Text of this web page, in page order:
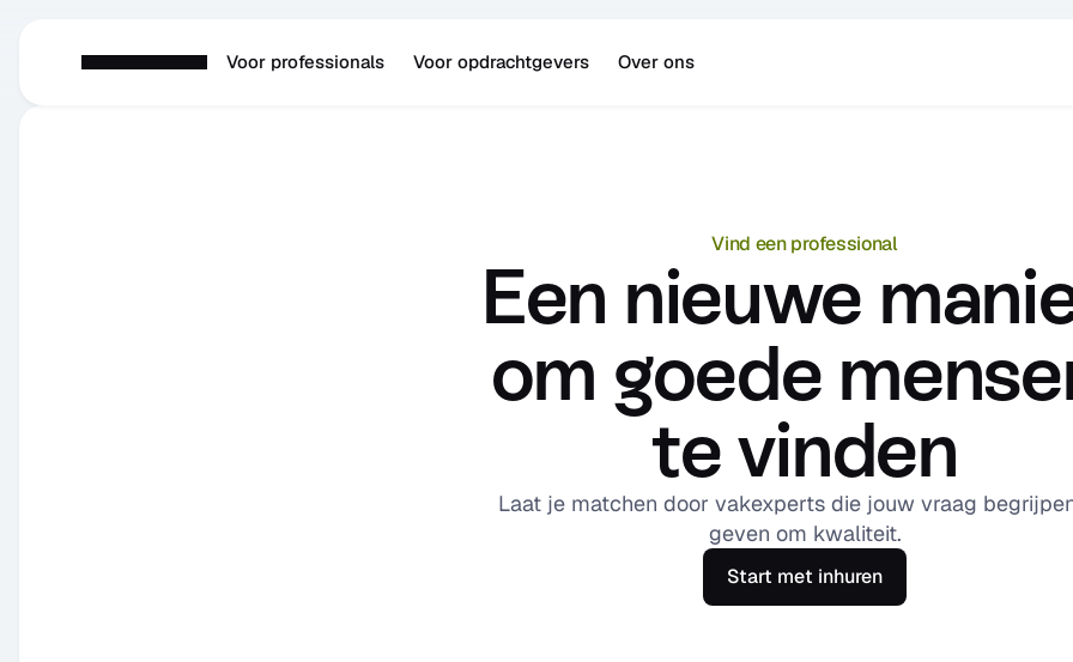
Voor professionals Voor opdrachtgevers Over ons
Vind een professional
Een nieuwe
om goede
te vinden
Laat je matchen door vakexperts die jouw vraag
geven om kwaliteit.
Start met inhuren